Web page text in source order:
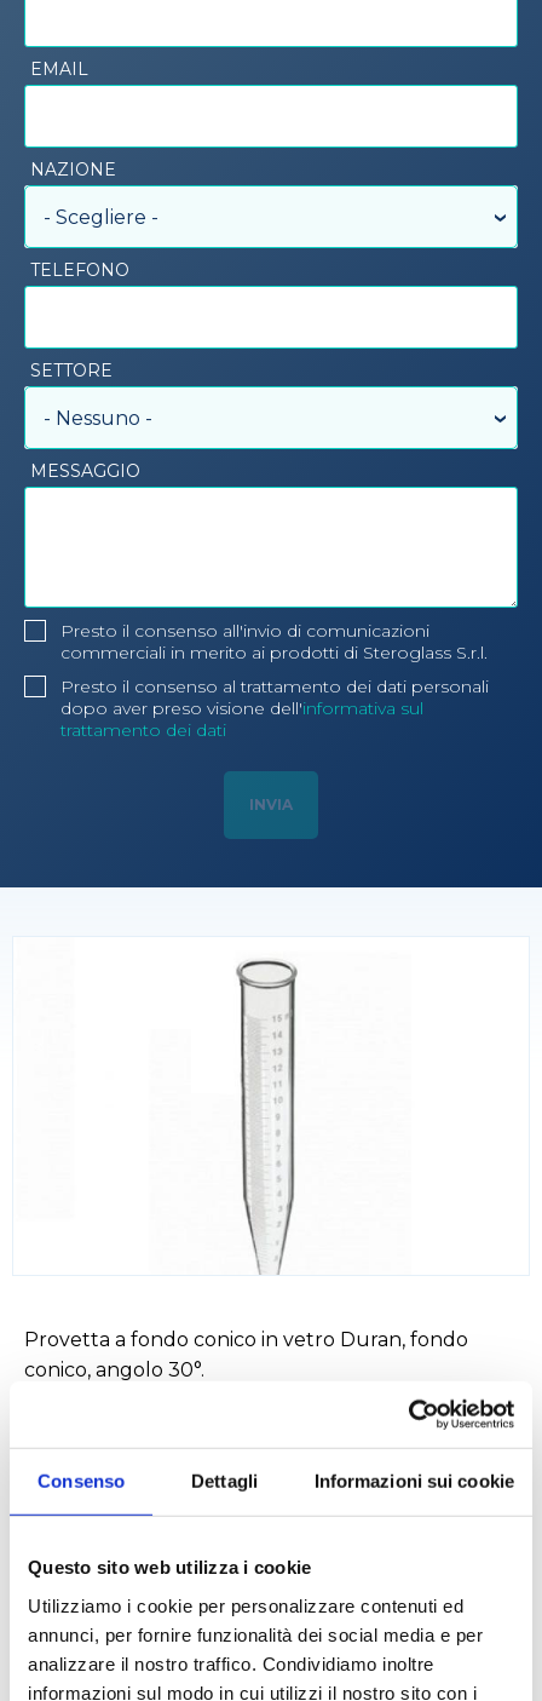
Consenso Dettagli Informazioni sui cookie
Questo sito web utilizza i cookie
Utilizziamo i cookie per personalizzare contenuti ed
annunci, per fornire funzionalità dei social media e per
analizzare il nostro traffico. Condividiamo inoltre
informazioni sul modo in cui utilizzi il nostro sito con i
EMAIL
NAZIONE
- Scegliere -
TELEFONO
SETTORE
- Nessuno -
MESSAGGIO
Presto il consenso all'invio di comunicazioni
commerciali in merito ai prodotti di Steroglass S.r.l.
Presto il consenso al trattamento dei dati personali
dopo aver preso visione dell'informativa sul
trattamento dei dati
Provetta a fondo conico in vetro Duran, fondo
conico, angolo 30°.
Settori